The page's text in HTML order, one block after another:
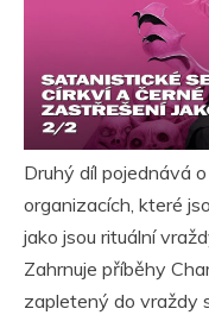
Druhý díl pojednává
organizacích, které
jako jsou rituální
Zahrnuje příběhy
zapletený do vraždy